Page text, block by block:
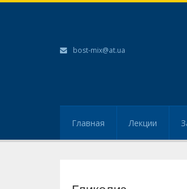
bost-mix@at.ua
Главная Лекции